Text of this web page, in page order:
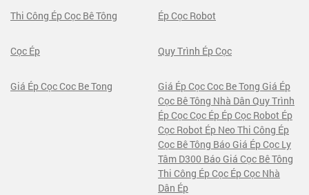
Thi Công Ép Cọc Bê Tông Ép Cọc Robot
Cọc Ép Quy Trình Ép Cọc
Giá Ép Cọc Coc Be Tong
Giá Ép Cọc Coc Be Tong Giá Ép
Cọc Bê Tông Nhà Dân Quy Trình
Ép Cọc Cọc Ép Ép Cọc Robot Ép
Cọc Robot Ép Neo Thi Công Ép
Cọc Bê Tông Báo Giá Ép Cọc Ly
Tâm D300 Báo Giá Cọc Bê Tông
Thi Công Ép Cọc Ép Cọc Nhà
Dân Ép